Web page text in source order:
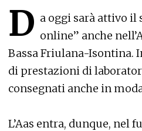
D a oggi sarà attivo il
online” anche
Bassa Friulana-Isontina.
di prestazioni di
consegnati anche in
L’Aas entra, dunque, nel